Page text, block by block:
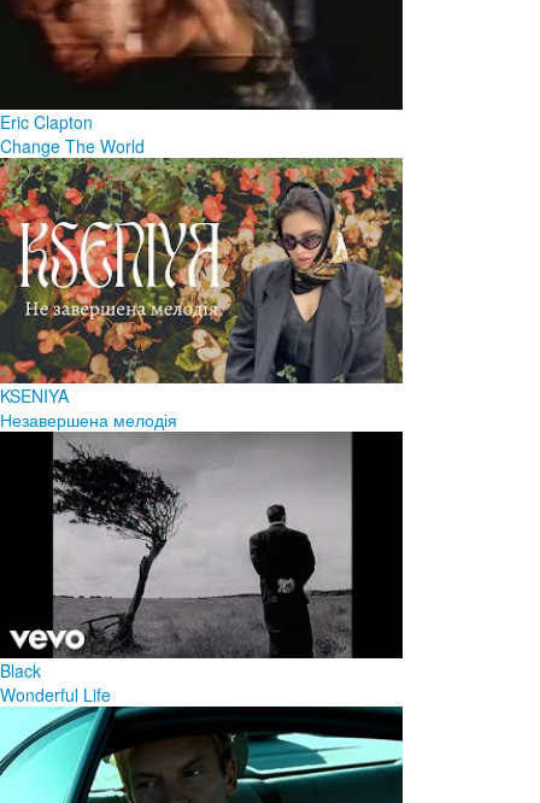
Eric Clapton
Change The World
KSENIYA
Незавершена мелодія
Black
Wonderful Life